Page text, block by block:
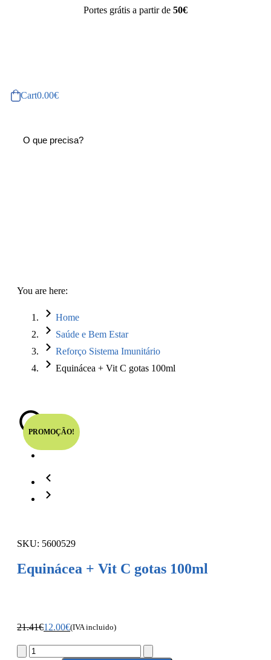
Portes grátis a partir de 50€
Cart0.00€
You are here:
Home
Saúde e Bem Estar
Reforço Sistema Imunitário
Equinácea + Vit C gotas 100ml
PROMOÇÃO!
SKU: 5600529
Equinácea + Vit C gotas 100ml
21.41€12.00€(IVA incluido)